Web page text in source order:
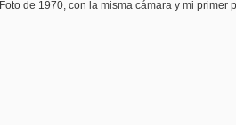
Foto de 1970, con la misma cámara y mi primer